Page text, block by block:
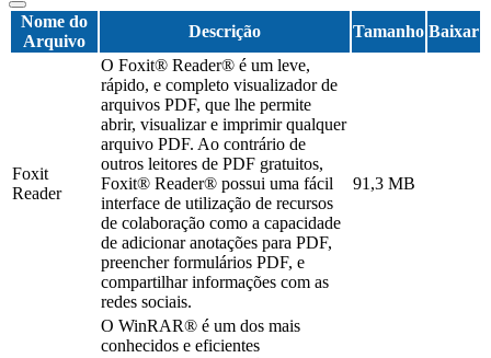
Nome do
Arquivo
Descrição Tamanho Baixar
Foxit
Reader
O Foxit® Reader® é um leve,
rápido, e completo visualizador de
arquivos PDF, que lhe permite
abrir, visualizar e imprimir qualquer
arquivo PDF. Ao contrário de
outros leitores de PDF gratuitos,
Foxit® Reader® possui uma fácil
interface de utilização de recursos
de colaboração como a capacidade
de adicionar anotações para PDF,
preencher formulários PDF, e
compartilhar informações com as
redes sociais.
91,3 MB
O WinRAR® é um dos mais
conhecidos e eficientes